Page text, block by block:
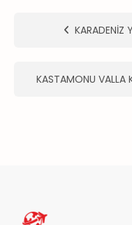
KARADENİZ
KASTAMONU VALLA